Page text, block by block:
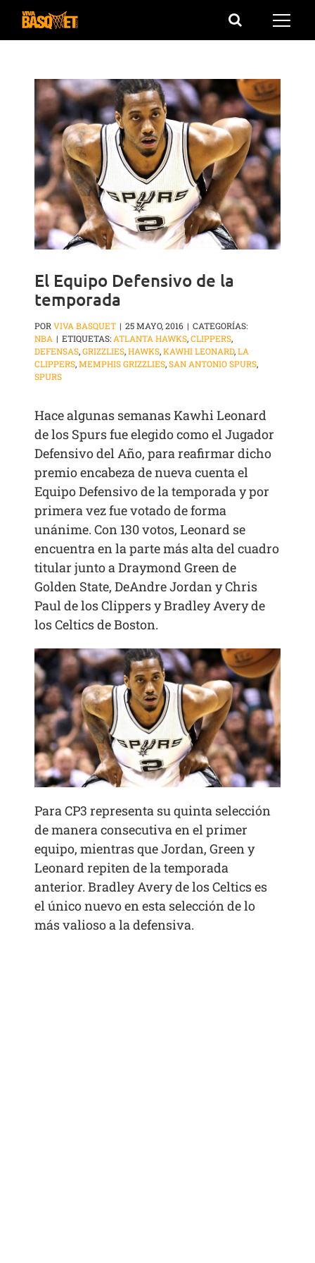
Saltar
El Equipo Defensivo de la
temporada
PORVIVA BASQUET | 25 MAYO, 2016 | CATEGORÍAS:
NBA | ETIQUETAS:ATLANTA HAWKS,CLIPPERS,
DEFENSAS,GRIZZLIES,HAWKS,KAWHI LEONARD,LA
CLIPPERS,MEMPHIS GRIZZLIES,SAN ANTONIO SPURS,
SPURS
Hace algunas semanas Kawhi Leonard
de los Spurs fue elegido como el Jugador
Defensivo del Año, para reafirmar dicho
premio encabeza de nueva cuenta el
Equipo Defensivo de la temporada y por
primera vez fue votado de forma
unánime. Con 130 votos, Leonard se
encuentra en la parte más alta del cuadro
titular junto a Draymond Green de
Golden State, DeAndre Jordan y Chris
Paul de los Clippers y Bradley Avery de
los Celtics de Boston.
Para CP3 representa su quinta selección
de manera consecutiva en el primer
equipo, mientras que Jordan, Green y
Leonard repiten de la temporada
anterior. Bradley Avery de los Celtics es
el único nuevo en esta selección de lo
más valioso a la defensiva.